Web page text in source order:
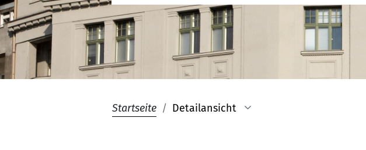
Startseite Detailansicht